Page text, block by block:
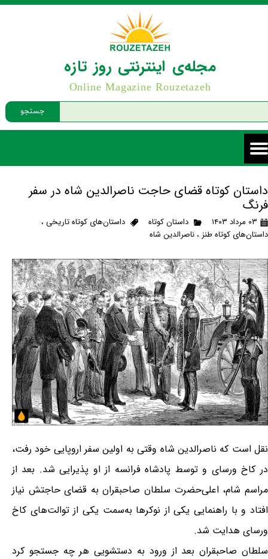
جستجو
مجله‌ی اینترنتی روز تازه
Online Magazine Rouzetazeh
داستان کوتاه قضای حاجت ناصرالدین شاه در سفر
فرنگ
۰۳ مرداد ۱۴۰۳ داستان کوتاه داستان‌های کوتاه تاریخی،
داستان‌های کوتاه طنز ، ناصرالدین شاه
نقل است که ناصرالدین شاه وقتی به اولین سفر اروپایی خود رفت،
در کاخ ورسای و توسط پادشاه فرانسه از او پذیرایی شد. بعد از
مراسم شام، اعلی‌حضرت سلطان صاحبقران به قضای حاجتش نیاز
افتاد و با راهنمایی یکی از نوکرها به‌سمت یکی از توالت‌های کاخ
ورسای هدایت شد.
سلطان صاحبقران بعد از ورود به دستشویی هر چه جستجو کرد